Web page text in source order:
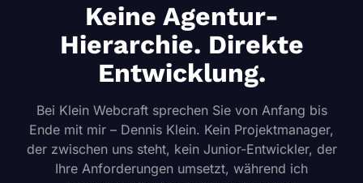
Keine Agentur-
Hierarchie. Direkte
Entwicklung.
Bei Klein Webcraft sprechen Sie von Anfang bis
Ende mit mir – Dennis Klein. Kein Projektmanager,
der zwischen uns steht, kein Junior-Entwickler, der
Ihre Anforderungen umsetzt, während ich